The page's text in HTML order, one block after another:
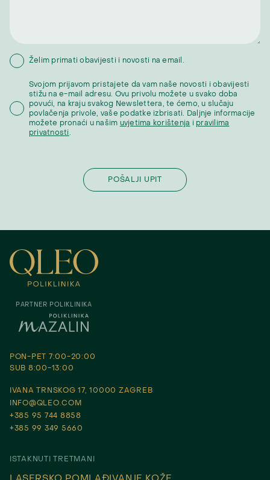
Želim primati obavijesti i novosti na email.
Svojom prijavom pristajete da vam naše novosti i obavijesti
stižu na e-mail adresu. Ovu privolu možete u svako doba
povući, na kraju svakog Newslettera, te ćemo, u slučaju
povlačenja privole, vaše podatke izbrisati. Daljnje informacije
možete pronaći u našim uvjetima korištenja i pravilima
privatnosti.
PARTNER POLIKLINIKA
PON-PET 7:00-20:00
SUB 8:00-13:00
IVANA TRNSKOG 17, 10000 ZAGREB
INFO@QLEO.COM
+385 95 744 8858
+385 99 349 5660
ISTAKNUTI TRETMANI